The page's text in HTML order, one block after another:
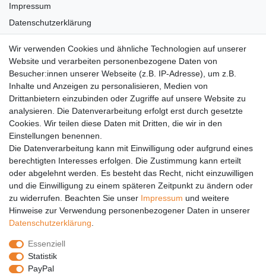
Impressum
Datenschutzerklärung
Barrierefreiheit
Anleitungen
Vertrag widerrufen
PARTNER
DHL
GLS
PaketPLUS
SPONSORING
Malchower SV 90
Malchower Wölfe
Wir verwenden Cookies und ähnliche Technologien auf unserer
Website und verarbeiten personenbezogene Daten von
Besucher:innen unserer Webseite (z.B. IP-Adresse), um z.B.
Inhalte und Anzeigen zu personalisieren, Medien von
Drittanbietern einzubinden oder Zugriffe auf unsere Website zu
analysieren. Die Datenverarbeitung erfolgt erst durch gesetzte
Cookies. Wir teilen diese Daten mit Dritten, die wir in den
Einstellungen benennen.
Die Datenverarbeitung kann mit Einwilligung oder aufgrund eines
berechtigten Interesses erfolgen. Die Zustimmung kann erteilt
oder abgelehnt werden. Es besteht das Recht, nicht einzuwilligen
und die Einwilligung zu einem späteren Zeitpunkt zu ändern oder
zu widerrufen. Beachten Sie unser Impressum und weitere
Hinweise zur Verwendung personenbezogener Daten in unserer
Daten­schutz­erklärung
Essenziell
Statistik
PayPal